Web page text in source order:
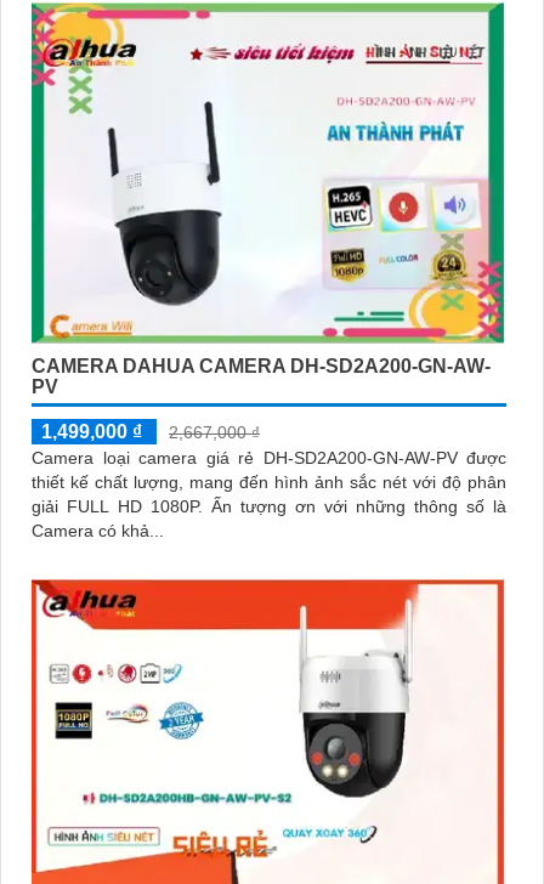
CAMERA DAHUA CAMERA DH-SD2A200-GN-AW-
PV
1,499,000 ₫
2,667,000 ₫
Camera loại camera giá rẻ DH-SD2A200-GN-AW-PV được
thiết kế chất lượng, mang đến hình ảnh sắc nét với độ phân
giải FULL HD 1080P. Ấn tượng ơn với những thông số là
Camera có khả...